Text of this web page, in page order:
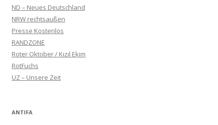
ND – Neues Deutschland
NRW rechtsaußen
Presse Kostenlos
RANDZONE
Roter Oktober / Kızıl Ekim
RotFuchs
UZ – Unsere Zeit
ANTIFA